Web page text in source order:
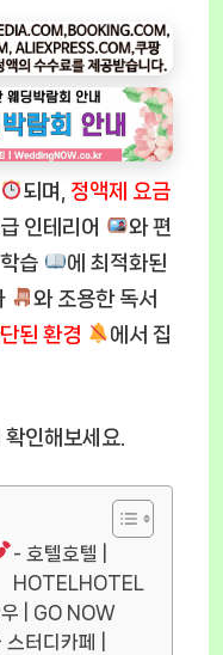
되며, 정액제 요금
인테리어
와 편
습
에 최적화된
와 조용한 독서
된 환경
에서 집
인해보세요.
- 호텔호텔 |
HOTELHOTEL
| GO NOW
터디카페 |